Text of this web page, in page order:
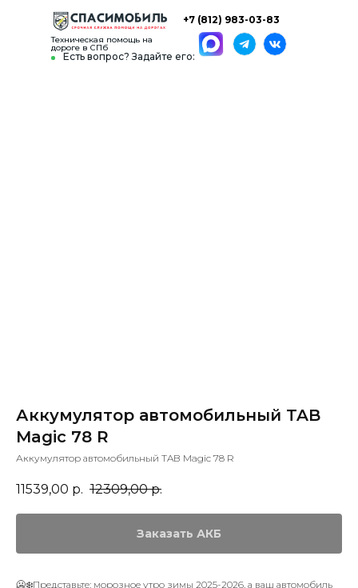
Есть вопрос? Задайте его:
+7 (812) 983-03-83
Техническая помощь на
дороге в СПб
Аккумулятор автомобильный TAB
Magic 78 R
Аккумулятор автомобильный TAB Magic 78 R
11539,00 р. 12309,00 р.
Заказать АКБ
🥶❄️Представьте: морозное утро зимы 2025-2026, а ваш автомобиль